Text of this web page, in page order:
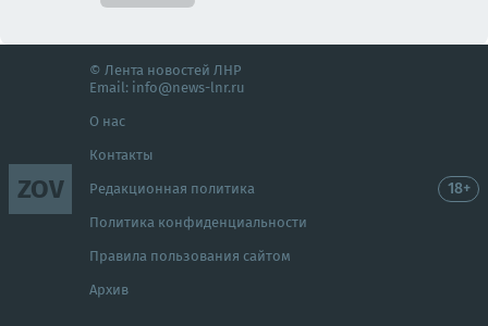
ZOV
© Лента новостей ЛНР
Email: info@news-lnr.ru
О нас
Контакты
Редакционная политика
Политика конфиденциальности
Правила пользования сайтом
Архив
18+